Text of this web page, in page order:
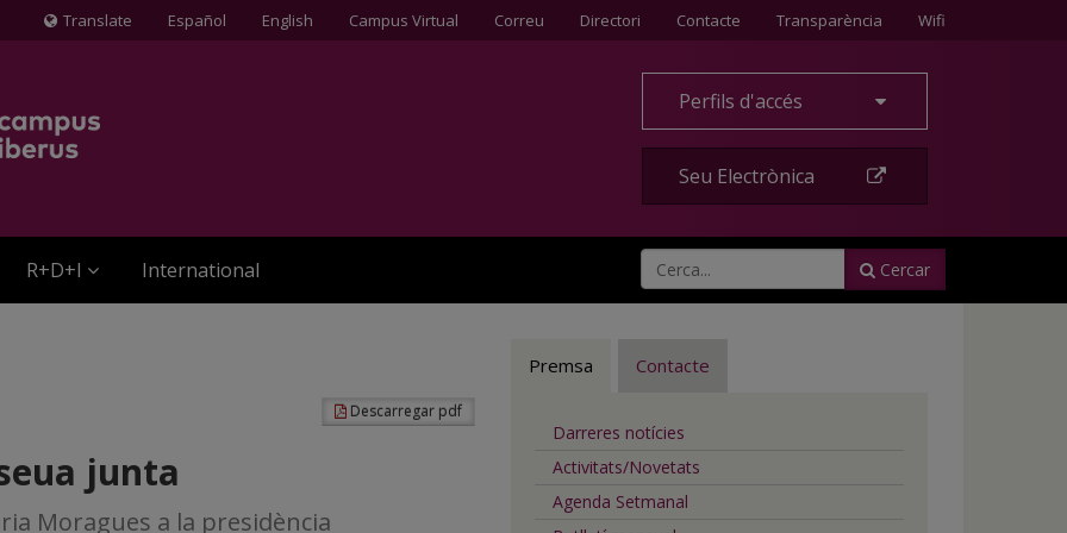
Icona
Translate Español English Campus Virtual Correu Directori Contacte
Contacte Transparència Wifi
Perfils d'accés
Seu Electrònica
R+D+I International Cercar
Descarregar pdf
junta
Moragues a la presidència
Premsa Contacte
Darreres notícies
Activitats/Novetats
Agenda Setmanal